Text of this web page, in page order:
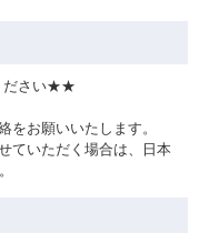
ださい★★
をお願いいたします。
ていただく場合は、日本